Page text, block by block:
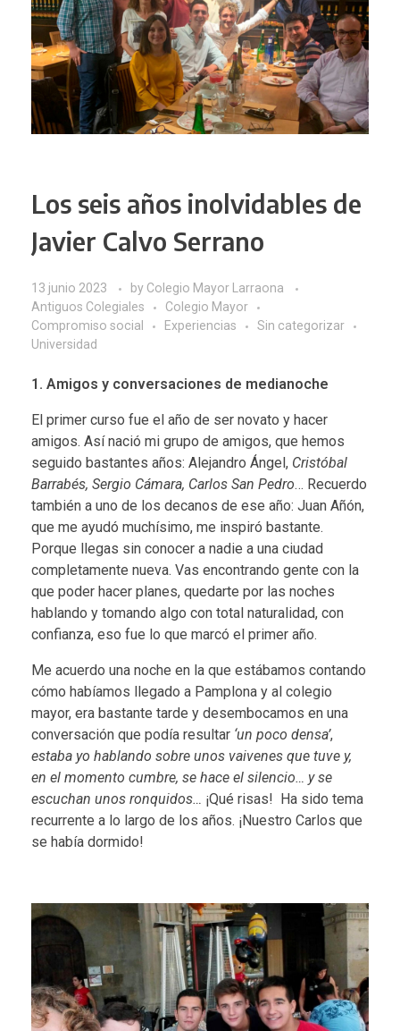
Los seis años inolvidables de
Javier Calvo Serrano
13 junio 2023 by Colegio Mayor Larraona
Antiguos Colegiales
Colegio Mayor
Compromiso social
Experiencias
Sin categorizar
Universidad
1. Amigos y conversaciones de medianoche
El primer curso fue el año de ser novato y hacer
amigos. Así nació mi grupo de amigos, que hemos
seguido bastantes años: Alejandro Ángel, Cristóbal
Barrabés, Sergio Cámara, Carlos San Pedro… Recuerdo
también a uno de los decanos de ese año: Juan Añón,
que me ayudó muchísimo, me inspiró bastante.
Porque llegas sin conocer a nadie a una ciudad
completamente nueva. Vas encontrando gente con la
que poder hacer planes, quedarte por las noches
hablando y tomando algo con total naturalidad, con
confianza, eso fue lo que marcó el primer año.
Me acuerdo una noche en la que estábamos contando
cómo habíamos llegado a Pamplona y al colegio
mayor, era bastante tarde y desembocamos en una
conversación que podía resultar ‘un poco densa’,
estaba yo hablando sobre unos vaivenes que tuve y,
en el momento cumbre, se hace el silencio… y se
escuchan unos ronquidos… ¡Qué risas! Ha sido tema
recurrente a lo largo de los años. ¡Nuestro Carlos que
se había dormido!